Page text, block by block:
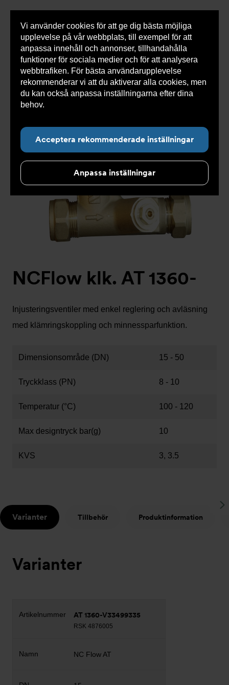
Vi använder cookies för att ge dig bästa möjliga
upplevelse på vår webbplats, till exempel för att
anpassa innehåll och annonser, tillhandahålla
funktioner för sociala medier och för att analysera
webbtrafiken. För bästa användarupplevelse
rekommenderar vi att du aktiverar alla cookies, men
du kan också anpassa inställningarna efter dina
behov.
Acceptera rekommenderade inställningar
Anpassa inställningar
0 varorSnabborder
Du
här:
Armatec > Produkter > Kyla >
Injusteringsventiler
NC
> Ncflow klk > NCFlow klk. AT 1360-
NCFlow klk. AT 1360-
Injusteringsventiler med enkel reglering och avläsning
med klämringskoppling och minnessparfunktion.
Dimensionsområde (DN) 15 - 50
Tryckklass (PN) 8 - 10
Temperatur (°C) 100 - 120
Max designtryck bar(g) 10
KVS 3, 3.5
Varianter Tillbehör Produktinformation
Varianter
AT 1360-V33499335
RSK 4876005
NC Flow AT